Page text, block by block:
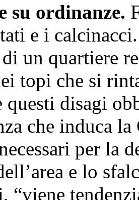
su ordinanze.
e i
un quartiere
topi che si
questi disagi
che induca
per la
e lo
“viene